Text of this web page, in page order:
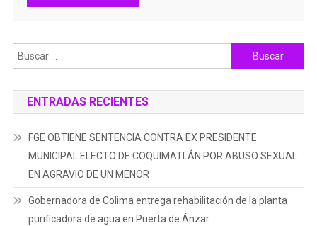
Buscar:
ENTRADAS RECIENTES
FGE OBTIENE SENTENCIA CONTRA EX PRESIDENTE
MUNICIPAL ELECTO DE COQUIMATLÁN POR ABUSO SEXUAL
EN AGRAVIO DE UN MENOR
Gobernadora de Colima entrega rehabilitación de la planta
purificadora de agua en Puerta de Ánzar